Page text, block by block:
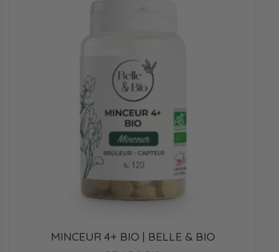
MINCEUR 4+ BIO | BELLE & BIO